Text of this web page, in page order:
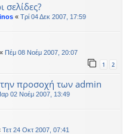
« Τρί 04 Δεκ 2007, 17:59
« Πέμ 08 Νοέμ 2007, 20:07
1 2
προσοχή των admin
02 Νοέμ 2007, 13:49
Τετ 24 Οκτ 2007, 07:41